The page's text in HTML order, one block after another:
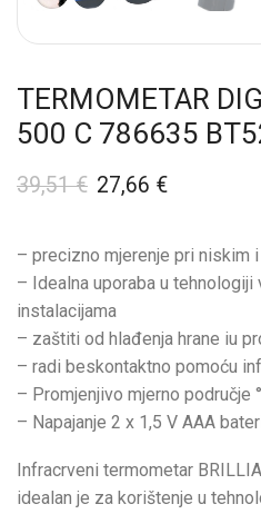
TERMOMETAR
500 C 786635
39,51€ 27,66 €
– precizno mjerenje pri niskim
– Idealna uporaba u
instalacijama
– zaštiti od hlađenja hrane iu
– radi beskontaktno pomoću
– Promjenjivo mjerno područje
– Napajanje 2 x 1,5 V AAA
Infracrveni termometar
idealan je za korištenje u